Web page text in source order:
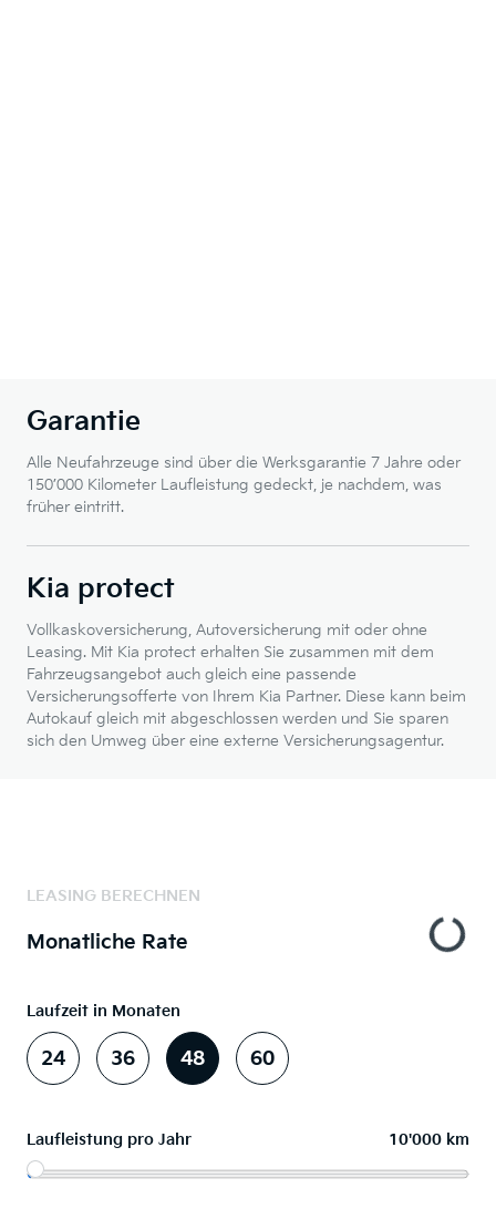
Garantie
Alle Neufahrzeuge sind über die Werksgarantie 7 Jahre oder
150’000 Kilometer Laufleistung gedeckt, je nachdem, was
früher eintritt.
Kia protect
Vollkaskoversicherung, Autoversicherung mit oder ohne
Leasing. Mit Kia protect erhalten Sie zusammen mit dem
Fahrzeugsangebot auch gleich eine passende
Versicherungsofferte von Ihrem Kia Partner. Diese kann beim
Autokauf gleich mit abgeschlossen werden und Sie sparen
sich den Umweg über eine externe Versicherungsagentur.
LEASING BERECHNEN
Monatliche Rate
Laufzeit in Monaten
24 36 48 60
Laufleistung pro Jahr 10'000 km